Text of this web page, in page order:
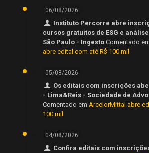
06/08/2026
Instituto Percorre abre
cursos gratuitos de ESG e
São Paulo - Ingesto Comentado
abre edital com até R$ 100 mil
05/08/2026
Os editais com inscrições
- Lima&Reis - Sociedade de
Comentado em ArcelorMittal abre
100 mil
04/08/2026
Confira editais com